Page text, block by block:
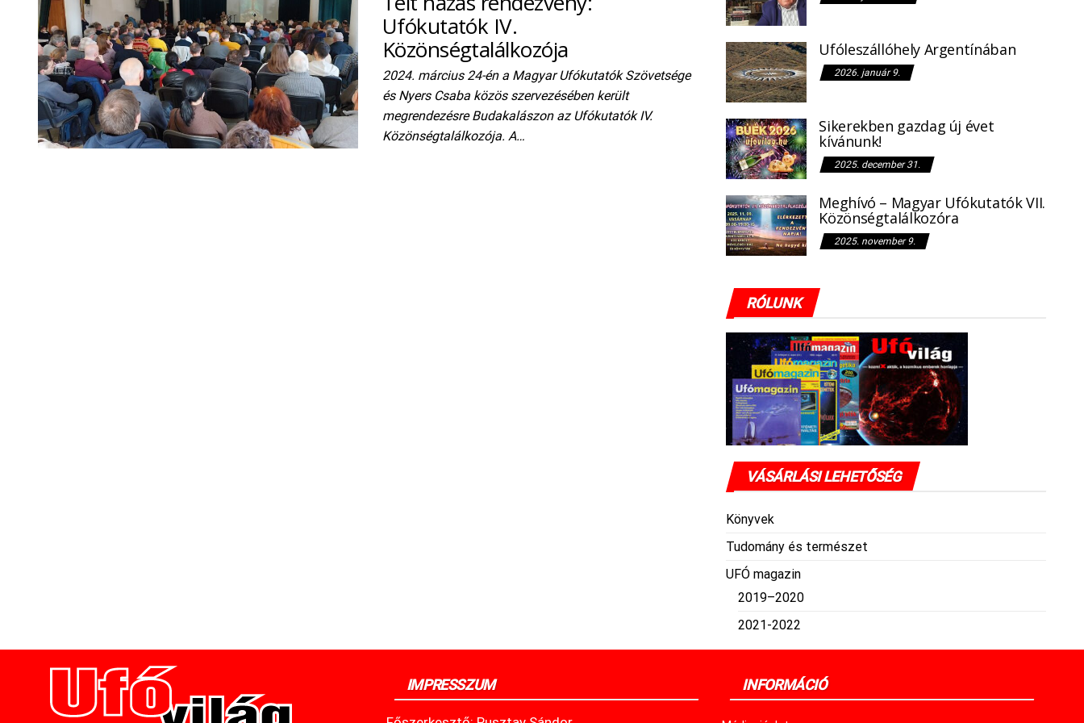
Ufókutatók IV.
Közönségtalálkozója
2024. március 24-én a Magyar Ufókutatók Szövetsége
és Nyers Csaba közös szervezésében került
megrendezésre Budakalászon az Ufókutatók IV.
Közönségtalálkozója. A…
Ufóleszállóhely Argentínában
2026. január 9.
Sikerekben gazdag új évet
kívánunk!
2025. december 31.
Meghívó – Magyar Ufókutatók VII.
Közönségtalálkozóra
2025. november 9.
RÓLUNK
VÁSÁRLÁSI LEHETŐSÉG
Könyvek
Tudomány és természet
UFÓ magazin
2019–2020
2021-2022
IMPRESSZUM INFORMÁCIÓ